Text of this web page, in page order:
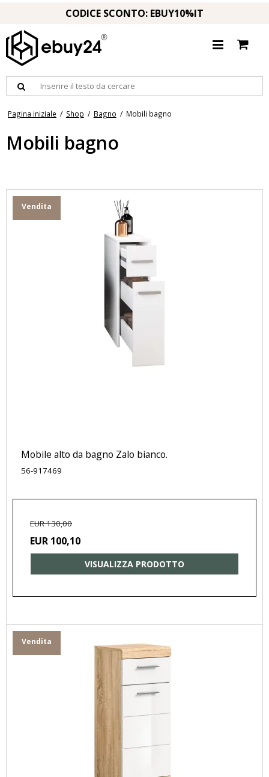
CODICE SCONTO: EBUY10%IT
Pagina iniziale / Shop / Bagno / Mobili bagno
Mobili bagno
Vendita
Mobile alto da bagno Zalo bianco.
56-917469
EUR 130,00
EUR 100,10
VISUALIZZA PRODOTTO
Vendita